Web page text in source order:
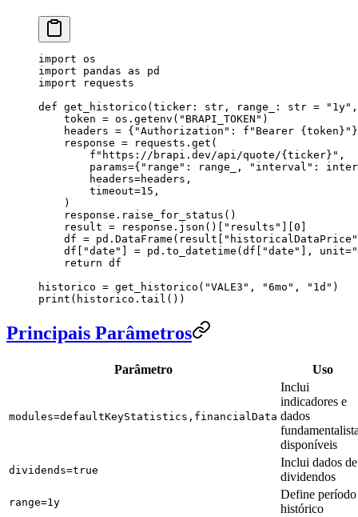
import os
import pandas as pd
import requests
def get_historico (ticker : str , range_ : str = " 1y"
    token
= os.getenv( " BRAPI_TOKEN " )
    headers
= { "Authorization " : f "Bearer {token} "
    response
= requests.get(
        f
"https://brapi.dev/api/quote/{ticker} " ,
        params
={ " range " : range_, " interval " :
        headers
=headers,
        timeout
=15 ,
    )
    response.raise_for_status()
    result
= response.json()[ " results " ][0 ]
    df
= pd.DataFrame(result[ " historicalDataPrice "
    df[
"date " ] = pd.to_datetime(df[ "date " ], unit="
    return
df
historico = get_historico( "VALE3 " , "6mo " , " 1d " )
print (historico.tail())
Principais Parâmetros
Parâmetro Uso
modules=defaultKeyStatistics,financialData
Inclui
indicadores e
dados
disponíveis
dividends=true
Inclui dados de
dividendos
range=1y
Define período
histórico